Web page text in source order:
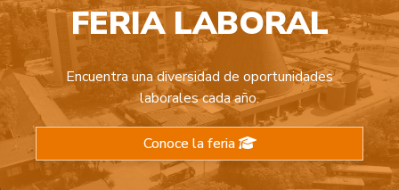
FERIA LABORAL
Encuentra una diversidad de oportunidades
laborales cada año.
Conoce la feria